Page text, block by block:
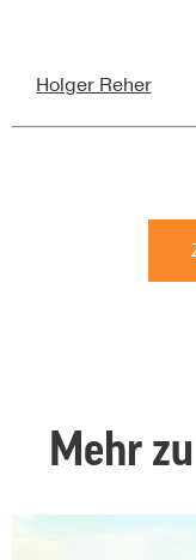
Holger Reher
Mehr